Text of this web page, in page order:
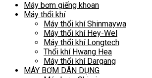
Máy bơm giếng khoan
Máy thổi khí
Máy thổi khí Shinmaywa
Máy thổi khí Hey-Wel
Máy thổi khí Longtech
Thổi khí Hwang Hea
Máy thổi khí Dargang
MÁY BƠM DÂN DỤNG